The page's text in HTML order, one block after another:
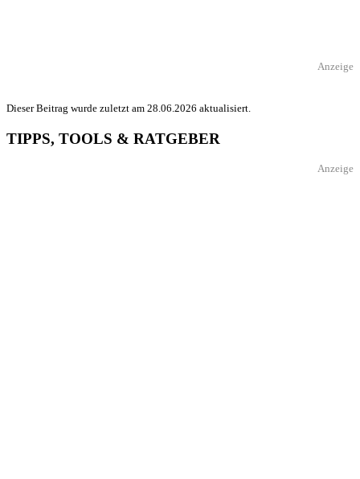
Anzeige
Dieser Beitrag wurde zuletzt am 28.06.2026 aktualisiert.
TIPPS, TOOLS & RATGEBER
Anzeige